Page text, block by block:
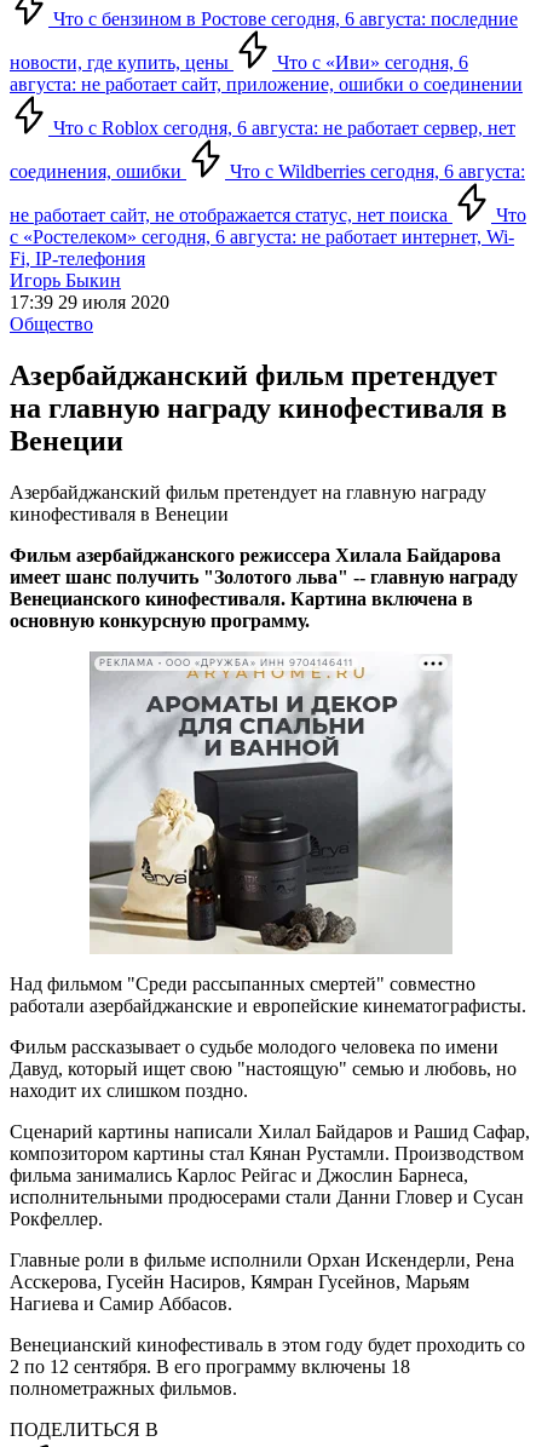
Что с бензином в Ростове сегодня, 6 августа: последние
новости, где купить, цены
Что с «Иви» сегодня, 6
августа: не работает сайт, приложение, ошибки о соединении
Что с Roblox сегодня, 6 августа: не работает сервер, нет
соединения, ошибки Что с Wildberries сегодня, 6 августа:
не работает сайт, не отображается статус, нет поиска
Что
с «Ростелеком» сегодня, 6 августа: не работает интернет, Wi-
Fi, IP-телефония
Игорь Быкин
17:39 29 июля 2020
Общество
Азербайджанский фильм претендует
на главную награду кинофестиваля в
Венеции
Азербайджанский фильм претендует на главную награду
кинофестиваля в Венеции
Фильм азербайджанского режиссера Хилала Байдарова
имеет шанс получить "Золотого льва" -- главную награду
Венецианского кинофестиваля. Картина включена в
основную конкурсную программу.
РЕКЛАМА • ООО «ДРУЖБА» ИНН 9704146411
Над фильмом "Среди рассыпанных смертей" совместно
работали азербайджанские и европейские кинематографисты.
Фильм рассказывает о судьбе молодого человека по имени
Давуд, который ищет свою "настоящую" семью и любовь, но
находит их слишком поздно.
Сценарий картины написали Хилал Байдаров и Рашид Сафар,
композитором картины стал Кянан Рустамли. Производством
фильма занимались Карлос Рейгас и Джослин Барнеса,
исполнительными продюсерами стали Данни Гловер и Сусан
Рокфеллер.
Главные роли в фильме исполнили Орхан Искендерли, Рена
Асскерова, Гусейн Насиров, Кямран Гусейнов, Марьям
Нагиева и Самир Аббасов.
Венецианский кинофестиваль в этом году будет проходить со
2 по 12 сентября. В его программу включены 18
полнометражных фильмов.
ПОДЕЛИТЬСЯ В